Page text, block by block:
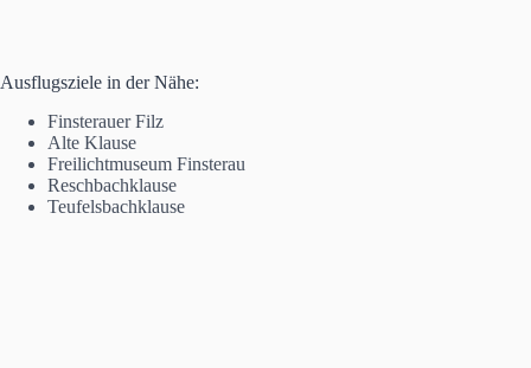
Ausflugsziele in der Nähe:
Finsterauer Filz
Alte Klause
Freilichtmuseum Finsterau
Reschbachklause
Teufelsbachklause